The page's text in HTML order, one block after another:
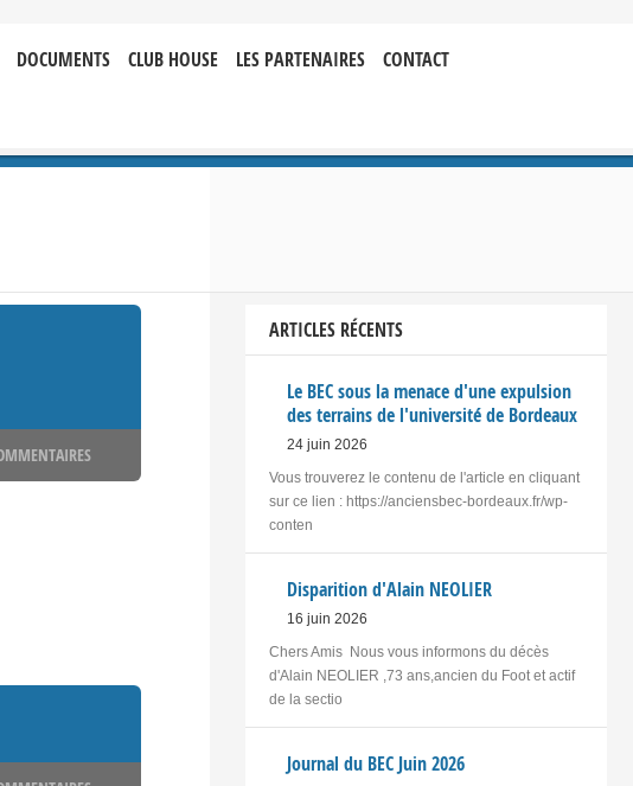
DOCUMENTS CLUB HOUSE LES PARTENAIRES CONTACT
ARTICLES RÉCENTS
Le BEC sous la menace d'une expulsion
des terrains de l'université de Bordeaux
24 juin 2026
Vous trouverez le contenu de l'article en cliquant
sur ce lien : https://anciensbec-bordeaux.fr/wp-
conten
Disparition d'Alain NEOLIER
16 juin 2026
Chers Amis Nous vous informons du décès
d'Alain NEOLIER ,73 ans,ancien du Foot et actif
de la sectio
Journal du BEC Juin 2026